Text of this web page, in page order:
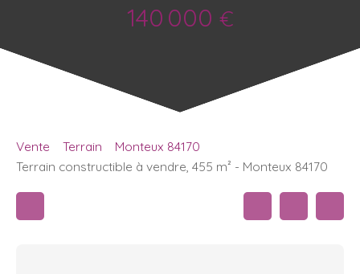
140 000 €
Vente Terrain
Monteux 84170
Terrain constructible à vendre, 455 m² - Monteux 84170